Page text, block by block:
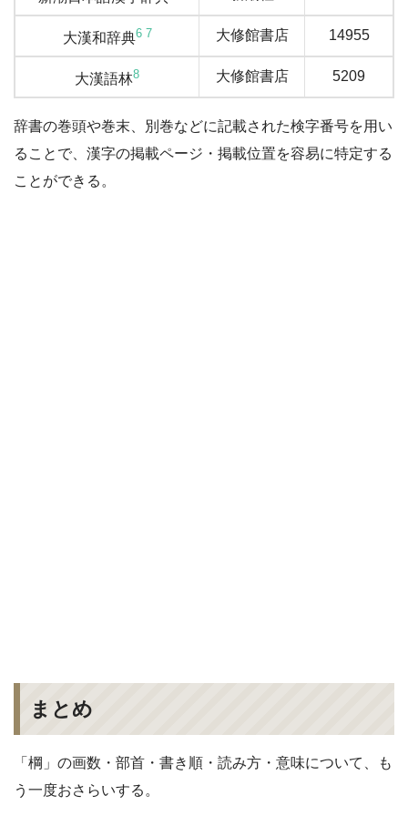
大漢和辞典6 7 大修館書店 14955
大漢語林8 大修館書店 5209
辞書の巻頭や巻末、別巻などに記載された検字番号を用い
ることで、漢字の掲載ページ・掲載位置を容易に特定する
ことができる。
まとめ
「棡」の画数・部首・書き順・読み方・意味について、も
う一度おさらいする。